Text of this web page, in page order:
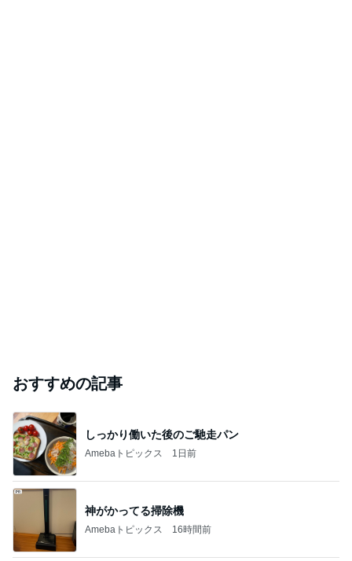
おすすめの記事
しっかり働いた後のご馳走パン
Amebaトピックス 1日前
神がかってる掃除機
Amebaトピックス 16時間前